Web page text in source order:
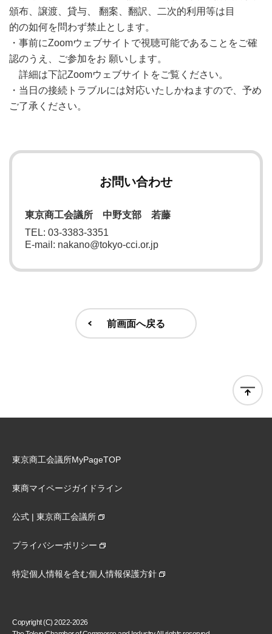
頒布、譲渡、貸与、 翻案、翻訳、二次的利用等は目
的の如何を問わず禁止とします。
・事前にZoomウェブサイトで視聴可能であることをご確
認のうえ、ご参加をお 願いします。
詳細は下記Zoomウェブサイトをご覧ください。
・当日の接続トラブルには対応いたしかねますので、予め
ご了承ください。
お問い合わせ
東京商工会議所 中野支部 若藤
TEL: 03-3383-3351
E-mail: nakano@tokyo-cci.or.jp
前画面へ戻る
東京商工会議所MyPageTOP
東商マイページガイドライン
公式 | 東京商工会議所
プライバシーポリシー
特定個人情報を含む個人情報保護方針
Copyright (C) 2022-2026